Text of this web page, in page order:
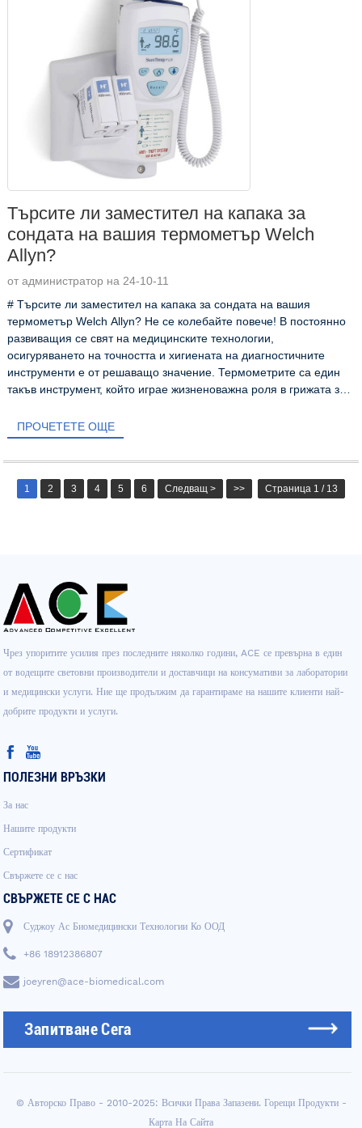
Търсите ли заместител на капака за
сондата на вашия термометър Welch
Allyn?
от администратор на 24-10-11
# Търсите ли заместител на капака за сондата на вашия
термометър Welch Allyn? Не се колебайте повече! В постоянно
развиващия се свят на медицинските технологии,
осигуряването на точността и хигиената на диагностичните
инструменти е от решаващо значение. Термометрите са един
такъв инструмент, който играе жизненоважна роля в грижата за
ПРОЧЕТЕТЕ ОЩЕ
1 2 3 4 5 6 Следващ > >> Страница 1 / 13
Чрез упоритите усилия през последните няколко години, ACE се превърна в един
от водещите световни производители и доставчици на консумативи за лаборатории
и медицински услуги. Ние ще продължим да гарантираме на нашите клиенти най-
добрите продукти и услуги.
ПОЛЕЗНИ ВРЪЗКИ
За нас
Нашите продукти
Сертификат
Свържете се с нас
СВЪРЖЕТЕ СЕ С НАС
Суджоу Ас Биомедицински Технологии Ко ООД
+86 18912386807
joeyren@ace-biomedical.com
Запитване Сега
© Авторско Право - 2010-2025: Всички Права Запазени. Горещи Продукти-
Карта На Сайта